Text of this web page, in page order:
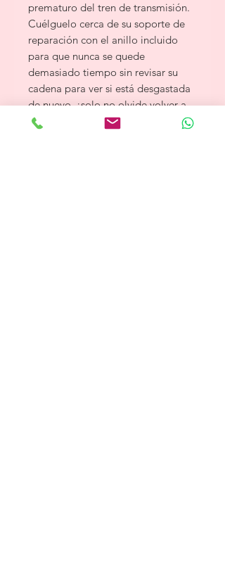
prematuro del tren de transmisión.
Cuélguelo cerca de su soporte de
reparación con el anillo incluido
para que nunca se quede
demasiado tiempo sin revisar su
cadena para ver si está desgastada
de nuevo, ¡solo no olvide volver a
ponerlo después de romper uno frío